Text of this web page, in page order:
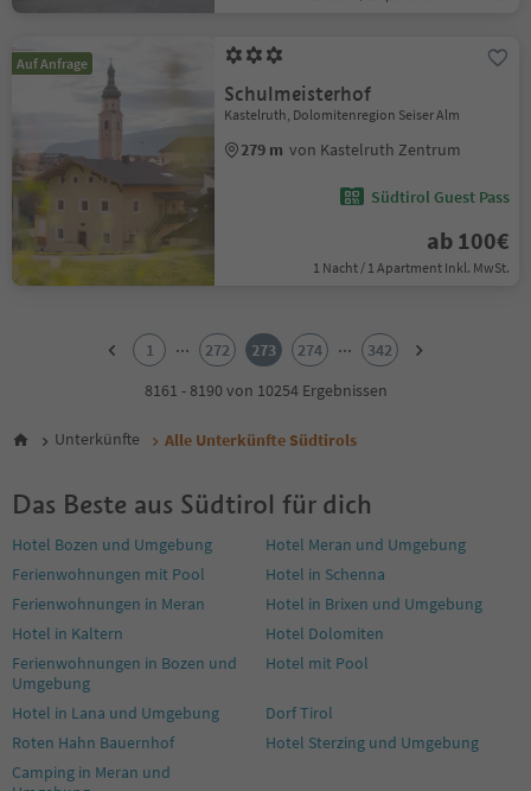
Auf Anfrage
Schulmeisterhof
Kastelruth, Dolomitenregion Seiser Alm
279 m von Kastelruth Zentrum
Südtirol Guest Pass
ab 100€
1 Nacht / 1 Apartment Inkl. MwSt.
6
9
11
12
13
14
16
17
18
19
20
1 ... 272 273 274 ...
342
8161 - 8190 von 10254 Ergebnissen
Unterkünfte Alle Unterkünfte Südtirols
Das Beste aus Südtirol für dich
Hotel Bozen und Umgebung
Hotel Meran und Umgebung
Ferienwohnungen mit Pool
Hotel in Schenna
Ferienwohnungen in Meran
Hotel in Brixen und Umgebung
Hotel in Kaltern
Hotel Dolomiten
Ferienwohnungen in Bozen und
Umgebung
Hotel mit Pool
Hotel in Lana und Umgebung
Dorf Tirol
Roten Hahn Bauernhof
Hotel Sterzing und Umgebung
Camping in Meran und